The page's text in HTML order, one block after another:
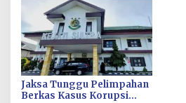
Jaksa Tunggu Pelimpahan
Berkas Kasus Korupsi